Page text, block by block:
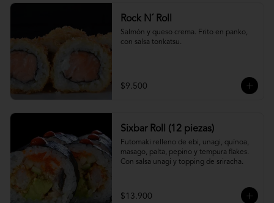
Rock N´ Roll
Salmón y queso crema. Frito en panko,
con salsa tonkatsu.
$9.500
Sixbar Roll (12 piezas)
Futomaki relleno de ebi, unagi, quínoa,
masago, palta, pepino y tempura flakes.
Con salsa unagi y topping de sriracha.
$13.900